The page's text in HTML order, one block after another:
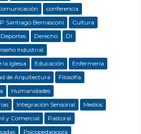
conferencia
Santiago Bernasconi
Cultura
Deportes Derecho
DI
Industrial
la Iglesia
Educación
Enfermeria
de Arquitectura
Filosofía
Humanidades
Integración Sensorial
Medios
y Comercial
Pastoral
Psicopedagogía